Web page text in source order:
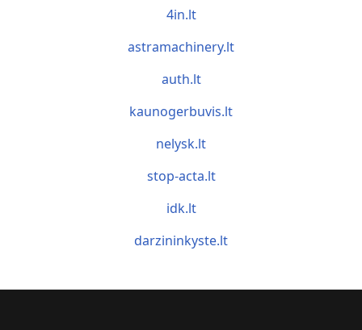
4in.lt
astramachinery.lt
auth.lt
kaunogerbuvis.lt
nelysk.lt
stop-acta.lt
idk.lt
darzininkyste.lt